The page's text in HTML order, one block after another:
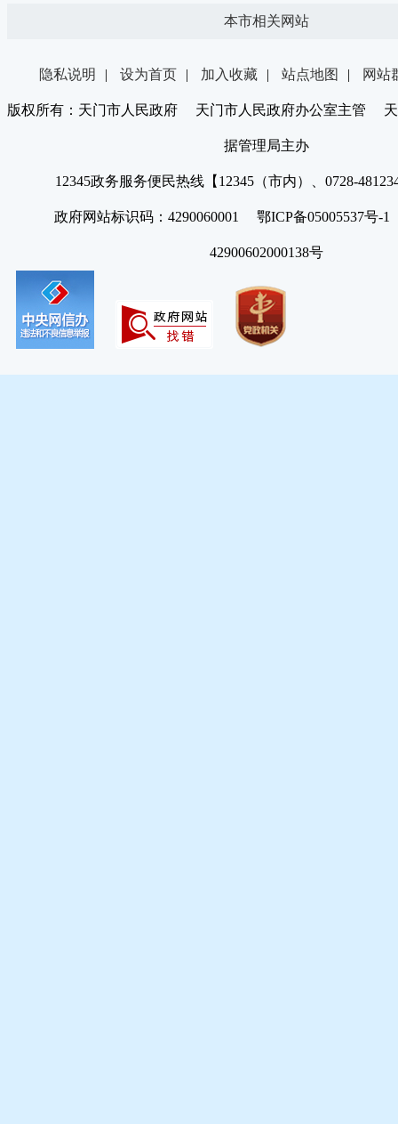
本市相关网站
隐私说明 | 设为首页 | 加入收藏 | 站点地图 | 网站
版权所有：天门市人民政府 天门市人民政府办公室主管 天
据管理局主办
12345政务服务便民热线【12345（市内）、0728-
政府网站标识码：4290060001 鄂ICP备05005537号
42900602000138号